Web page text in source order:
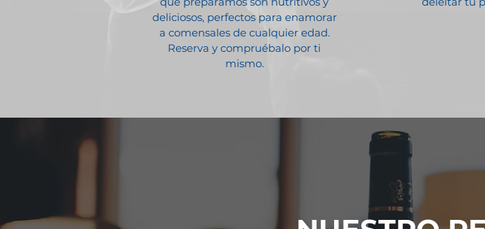
deliciosos, perfectos para enamorar
a comensales de cualquier edad.
Reserva y compruébalo por ti
mismo.